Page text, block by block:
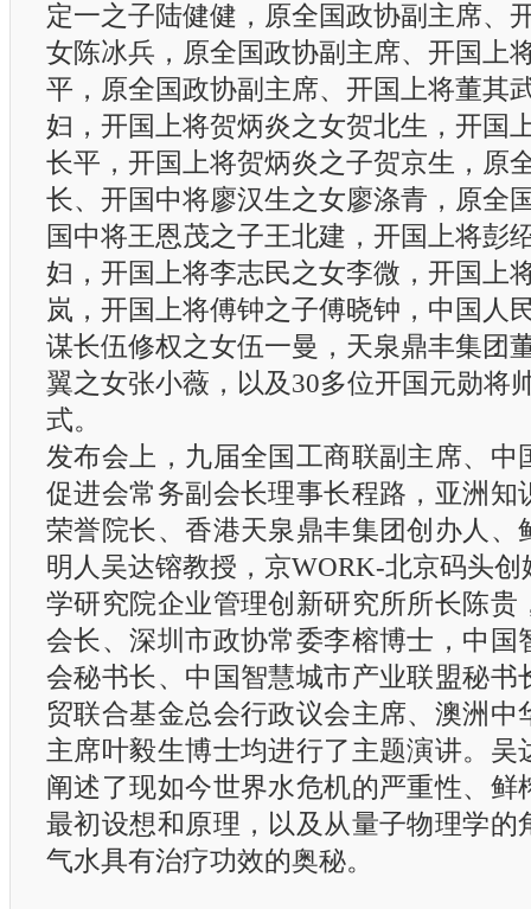
定一之子陆健健，原全国政协副主席、
女陈冰兵，原全国政协副主席、开国上
平，原全国政协副主席、开国上将董其
妇，开国上将贺炳炎之女贺北生，开国
长平，开国上将贺炳炎之子贺京生，原
长、开国中将廖汉生之女廖涤青，原全
国中将王恩茂之子王北建，开国上将彭
妇，开国上将李志民之女李微，开国上
岚，开国上将傅钟之子傅晓钟，中国人
谋长伍修权之女伍一曼，天泉鼎丰集团
翼之女张小薇，以及 30多位开国元勋将
式。
发布会上，九届全国工商联副主席、中
促进会常务副会长理事长程路，亚洲知
荣誉院长、香港天泉鼎丰集团创办人、
明人吴达镕教授，京WORK-北京码头创
学研究院企业管理创新研究所所长陈贵
会长、深圳市政协常委李榕博士，中国
会秘书长、中国智慧城市产业联盟秘书
贸联合基金总会行政议会主席、澳洲中
主席叶毅生博士均进行了主题演讲。吴
阐述了现如今世界水危机的严重性、鲜
最初设想和原理，以及从量子物理学的
气水具有治疗功效的奥秘。